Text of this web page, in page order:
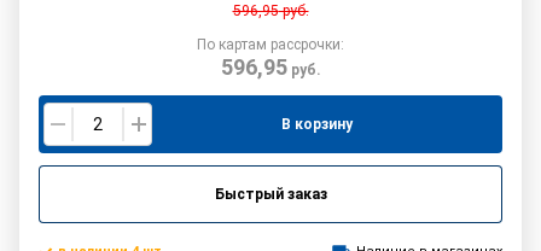
596,95руб.
По картам рассрочки:
596,95руб.
В корзину
Быстрый заказ